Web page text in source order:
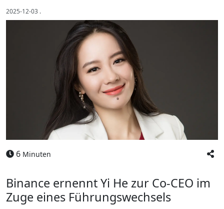
2025-12-03 .
6 Minuten
Binance ernennt Yi He zur Co-CEO im
Zuge eines Führungswechsels